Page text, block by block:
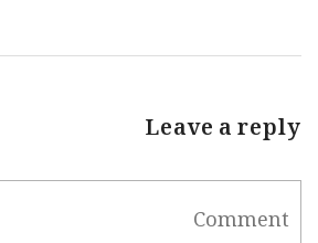
Leave a reply